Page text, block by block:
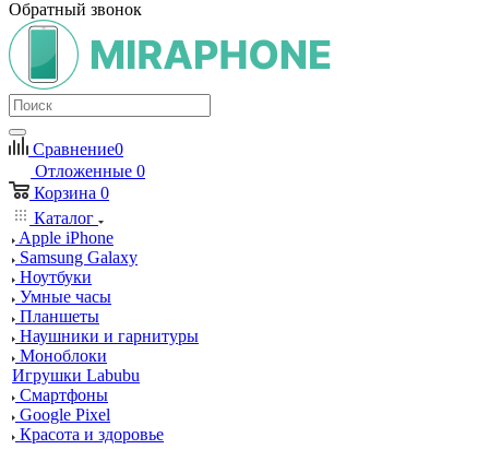
Обратный звонок
Сравнение0
Отложенные 0
Корзина 0
Каталог
Apple iPhone
Samsung Galaxy
Ноутбуки
Умные часы
Планшеты
Наушники и гарнитуры
Моноблоки
Игрушки Labubu
Смартфоны
Google Pixel
Красота и здоровье